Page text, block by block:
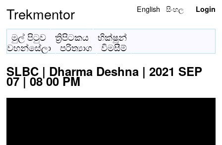
Trekmentor English සිංහල Login
මුල් පිටුව ත්‍රිපිටකය
භික්ෂූන්
වහන්සේලා
පරිත්‍යාග විමසීම්
SLBC | Dharma Deshna | 2021 SEP
07 | 08 00 PM